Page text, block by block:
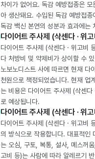
차이가 없어요. 독감 예방접종은
아 생산돼요. 수입된 독감 예방접
독감 백신 본연의 성분과 효과에는
다이어트 주사제 (삭센다 · 위
다이어트 주사제 (삭센다 · 위고비
다 처방비 및 약제비가 상이할 수
노보노디스트 사에 따르면 현재
천원으로 책정되었습니다. 현재 업
는 비용은 다이어트 주사제 (삭센
로 예상됩니다.
다이어트 주사제 (삭센다 · 위
다이어트 주사제 (삭센다 · 위고비
의 방식으로 작용합니다. 대표적인
는 오심, 구토, 복통, 설사, 메스꺼
고비 등)는 사람에 따라 알레르기